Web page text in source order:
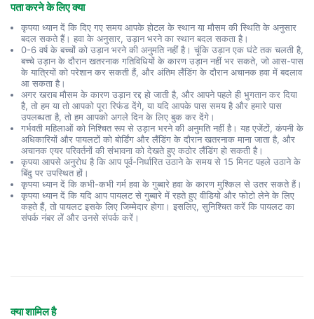
पता करने के लिए क्या
कृपया ध्यान दें कि दिए गए समय आपके होटल के स्थान या मौसम की स्थिति के अनुसार
बदल सकते हैं। हवा के अनुसार, उड़ान भरने का स्थान बदल सकता है।
0-6 वर्ष के बच्चों को उड़ान भरने की अनुमति नहीं है। चूंकि उड़ान एक घंटे तक चलती है,
बच्चे उड़ान के दौरान खतरनाक गतिविधियों के कारण उड़ान नहीं भर सकते, जो आस-पास
के यात्रियों को परेशान कर सकती हैं, और अंतिम लैंडिंग के दौरान अचानक हवा में बदलाव
आ सकता है।
अगर खराब मौसम के कारण उड़ान रद्द हो जाती है, और आपने पहले ही भुगतान कर दिया
है, तो हम या तो आपको पूरा रिफंड देंगे, या यदि आपके पास समय है और हमारे पास
उपलब्धता है, तो हम आपको अगले दिन के लिए बुक कर देंगे।
गर्भवती महिलाओं को निश्चित रूप से उड़ान भरने की अनुमति नहीं है। यह एजेंटों, कंपनी के
अधिकारियों और पायलटों को बोर्डिंग और लैंडिंग के दौरान खतरनाक माना जाता है, और
अचानक एयर परिवर्तनों की संभावना को देखते हुए कठोर लैंडिंग हो सकती है।
कृपया आपसे अनुरोध है कि आप पूर्व-निर्धारित उठाने के समय से 15 मिनट पहले उठाने के
बिंदु पर उपस्थित हों।
कृपया ध्यान दें कि कभी-कभी गर्म हवा के गुब्बारे हवा के कारण मुश्किल से उतर सकते हैं।
कृपया ध्यान दें कि यदि आप पायलट से गुब्बारे में रहते हुए वीडियो और फोटो लेने के लिए
कहते हैं, तो पायलट इसके लिए जिम्मेदार होगा। इसलिए, सुनिश्चित करें कि पायलट का
संपर्क नंबर लें और उनसे संपर्क करें।
क्या शामिल है